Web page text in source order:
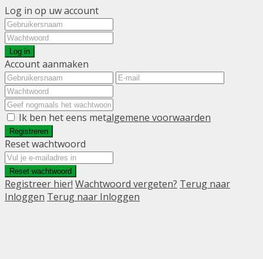
Log in op uw account
Log in
Account aanmaken
Ik ben het eens metalgemene voorwaarden
Registreren
Reset wachtwoord
Reset wachtwoord
Registreer hier! Wachtwoord vergeten? Terug naar
Inloggen Terug naar Inloggen